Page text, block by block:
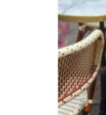
Tilføj til kurv